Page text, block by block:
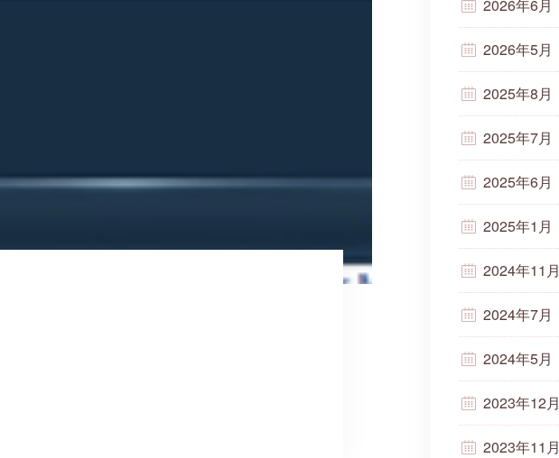
2026年6月
2026年5月
2025年8月
2025年7月
2025年6月
2025年1月
2024年11月
2024年7月
2024年5月
2023年12月
2023年11月